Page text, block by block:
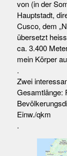
von (in der
Hauptstadt,
Cusco, dem
übersetzt
ca. 3.400
mein Körper
.
Zwei
Gesamtlänge:
Einw./qkm
.